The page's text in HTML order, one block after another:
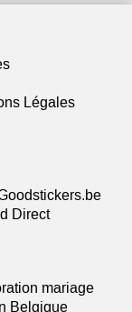
Légales
Direct
mariage
Belgique